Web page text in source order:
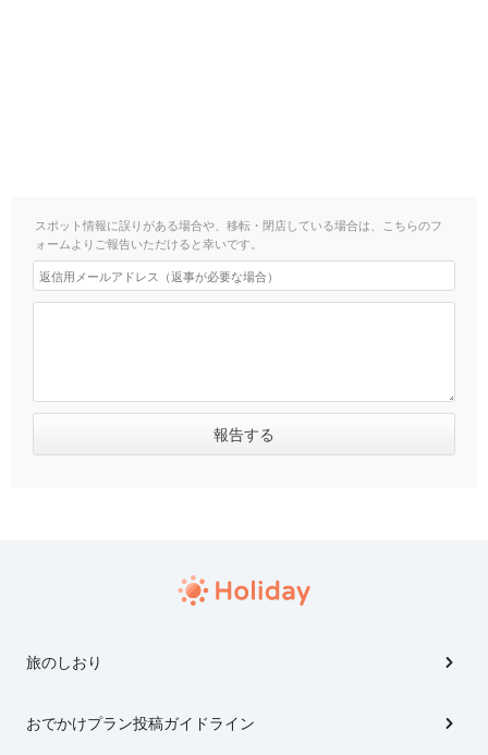
スポット情報に誤りがある場合や、移転・閉店している場合は、こちらのフ
ォームよりご報告いただけると幸いです。
旅のしおり
おでかけプラン投稿ガイドライン